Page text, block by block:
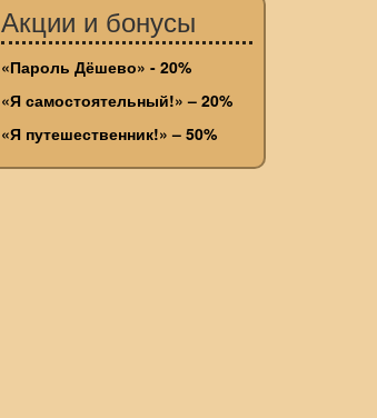
Акции и бонусы
«Пароль Дёшево» - 20%
«Я самостоятельный!» – 20%
«Я путешественник!» – 50%